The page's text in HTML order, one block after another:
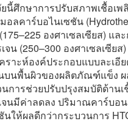
นี้ศึกษาการปรับสภาพเชื้อเ
อลคาร์บอไนเซชัน
องศาเซลเซียส) แ
จน (250–300 องศาเซลเซีย
ราะห์องค์ประกอบแบบละเ
บนพื้นผิวของผลิตภัณฑ์แข็ง ผ
นการช่วยปรับปรุงสมบัติด้าน
จนมีค่าลดลง ปริมาณคาร์บอ
ให้ผลดีกว่ากระบวนการ